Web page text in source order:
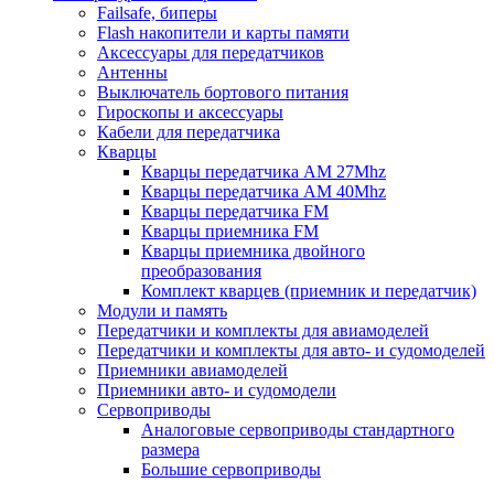
Failsafe, биперы
Flash накопители и карты памяти
Аксессуары для передатчиков
Антенны
Выключатель бортового питания
Гироскопы и аксессуары
Кабели для передатчика
Кварцы
Кварцы передатчика AM 27Mhz
Кварцы передатчика AM 40Mhz
Кварцы передатчика FM
Кварцы приемника FM
Кварцы приемника двойного
преобразования
Комплект кварцев (приемник и передатчик)
Модули и память
Передатчики и комплекты для авиамоделей
Передатчики и комплекты для авто- и судомоделей
Приемники авиамоделей
Приемники авто- и судомодели
Сервоприводы
Аналоговые сервоприводы стандартного
размера
Большие сервоприводы